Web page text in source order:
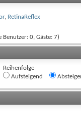
, RetinaReflex
Benutzer: 0, Gäste: 7)
Reihenfolge
Aufsteigend